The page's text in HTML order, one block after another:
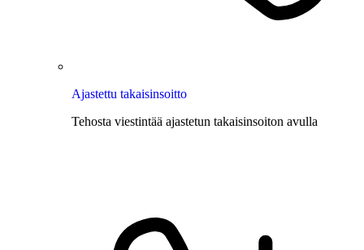
Ajastettu takaisinsoitto
Tehosta viestintää ajastetun takaisinsoiton avulla